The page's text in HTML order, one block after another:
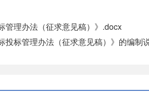
管理办法（征求意见稿）》.docx
投标管理办法（征求意见稿）》的编制